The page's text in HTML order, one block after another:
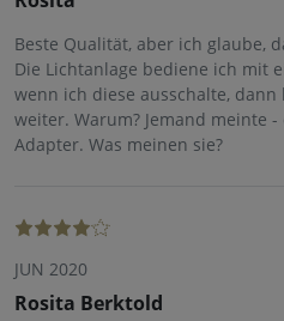
Beste Qualität, aber ich glaube,
Die Lichtanlage bediene ich mit
wenn ich diese ausschalte,
weiter. Warum? Jemand meinte
Adapter. Was meinen sie?
JUN 2020
Rosita Berktold